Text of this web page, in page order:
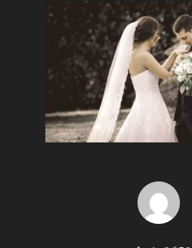
Hit enter to search or ESC to close